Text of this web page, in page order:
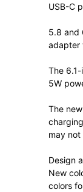
USB-C
5.8 and
adapter
The
5W
The
may not
Design
New
colors